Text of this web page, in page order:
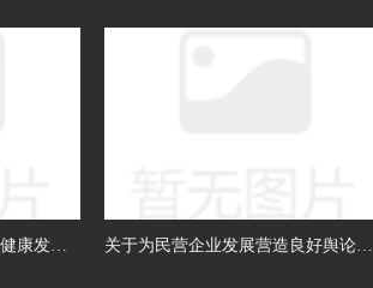
康发展 关于为民营企业发展营造良好舆论环